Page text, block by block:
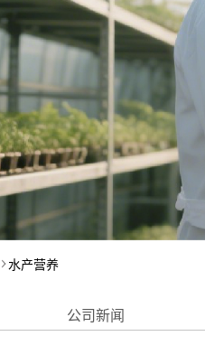
水产营养
公司新闻